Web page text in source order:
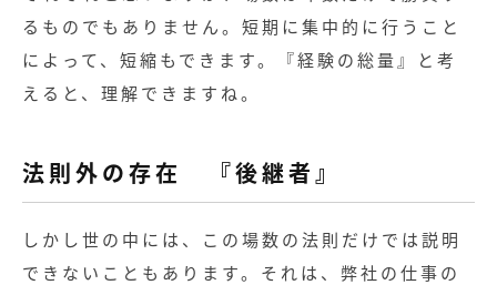
るものでもありません。短期に集中的に行うこと
によって、短縮もできます。『経験の総量』と考
えると、理解できますね。
法則外の存在 『後継者』
しかし世の中には、この場数の法則だけでは説明
できないこともあります。それは、弊社の仕事の